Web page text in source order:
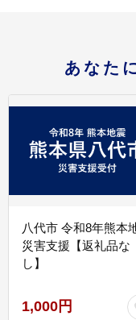
あなた
八代市 令和8年熊本
災害支援【返礼品な
し】
1,000円